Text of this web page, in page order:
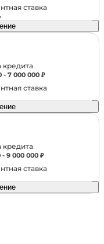
ставка
- 7 000 000 ₽
ставка
- 9 000 000 ₽
ставка